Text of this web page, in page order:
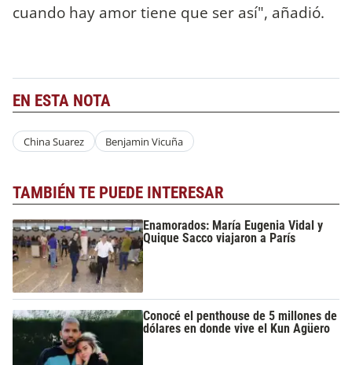
cuando hay amor tiene que ser así", añadió.
EN ESTA NOTA
China Suarez Benjamin Vicuña
TAMBIÉN TE PUEDE INTERESAR
Enamorados: María Eugenia Vidal y
Quique Sacco viajaron a París
Conocé el penthouse de 5 millones de
dólares en donde vive el Kun Agüero